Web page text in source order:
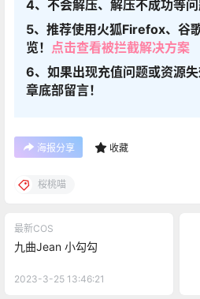
4、不会解压、解压不成功等问
5、推荐使用火狐Firefox、谷
览！ 点击查看被拦截解决方案
6、如果出现充值问题或资源
章底部留言！
海报分享 收藏
桜桃喵
最新COS
九曲Jean 小勾勾
2023-3-25 13:46:21